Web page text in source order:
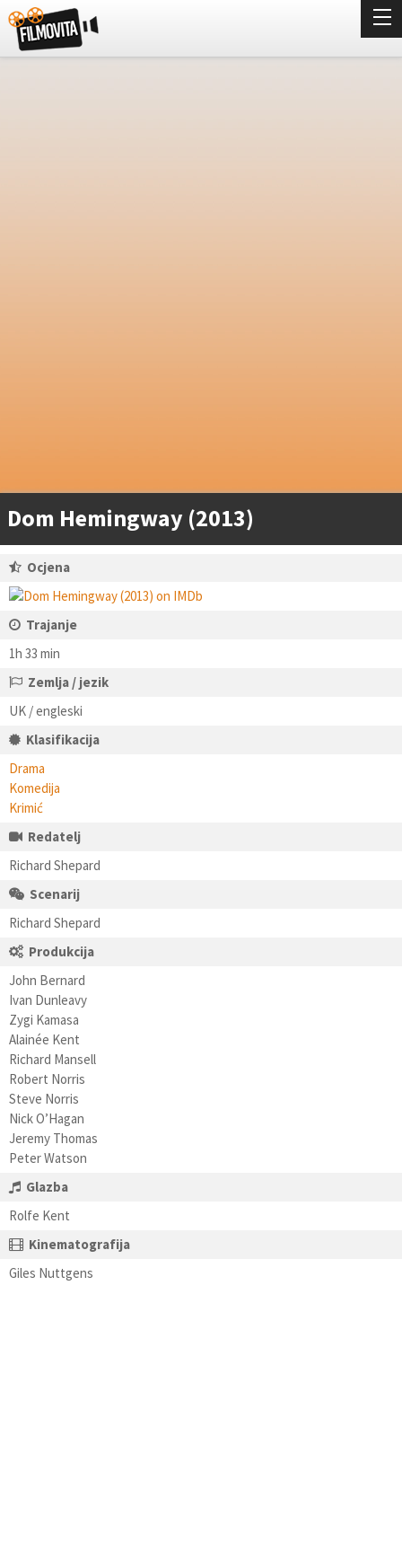
Dom Hemingway (2013)
Ocjena
Trajanje
1h 33 min
Zemlja / jezik
UK / engleski
Klasifikacija
Drama
Komedija
Krimić
Redatelj
Richard Shepard
Scenarij
Richard Shepard
Produkcija
John Bernard
Ivan Dunleavy
Zygi Kamasa
Alainée Kent
Richard Mansell
Robert Norris
Steve Norris
Nick O’Hagan
Jeremy Thomas
Peter Watson
Glazba
Rolfe Kent
Kinematografija
Giles Nuttgens